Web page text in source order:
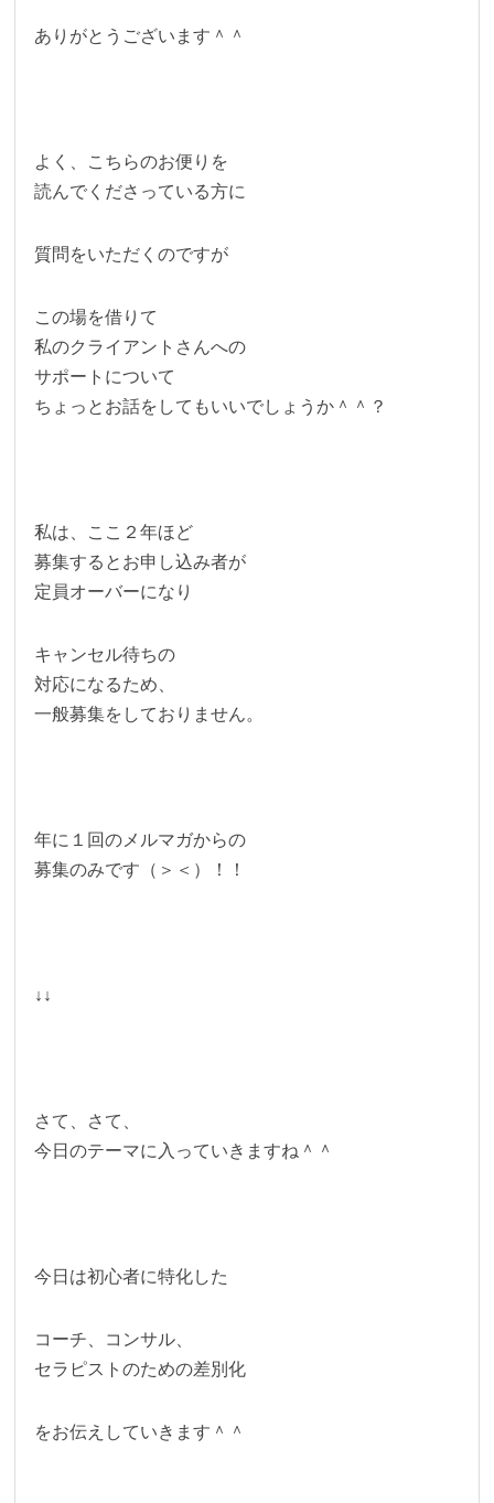
ありがとうございます＾＾
よく、こちらのお便りを
読んでくださっている方に
質問をいただくのですが
この場を借りて
私のクライアントさんへの
サポートについて
ちょっとお話をしてもいいでしょうか＾＾？
私は、ここ２年ほど
募集するとお申し込み者が
定員オーバーになり
キャンセル待ちの
対応になるため、
一般募集をしておりません。
年に１回のメルマガからの
募集のみです（＞＜）！！
↓↓
さて、さて、
今日のテーマに入っていきますね＾＾
今日は初心者に特化した
コーチ、コンサル、
セラピストのための差別化
をお伝えしていきます＾＾